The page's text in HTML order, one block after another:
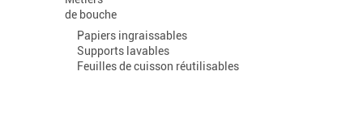
de bouche
Papiers ingraissables
Supports lavables
Feuilles de cuisson réutilisables